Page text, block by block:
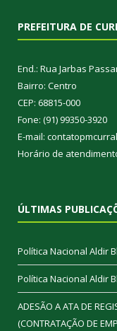
PREFEITURA DE
End.: Rua Jarbas
Bairro: Centro
CEP: 68815-000
Fone: (91) 99350-3920
E-mail:
Horário de
ÚLTIMAS
Política Nacional Aldir
Política Nacional Aldir
ADESÃO A ATA DE
(CONTRATAÇÃO DE